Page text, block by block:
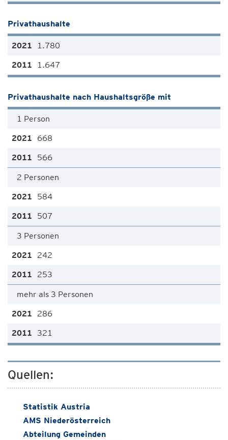
Privathaushalte
1.780
1.647
Privathaushalte nach Haushaltsgröße mit
1 Person
668
566
2 Personen
584
507
3 Personen
242
253
mehr als 3 Personen
286
321
Quellen:
Statistik Austria
AMS Niederösterreich
Abteilung Gemeinden